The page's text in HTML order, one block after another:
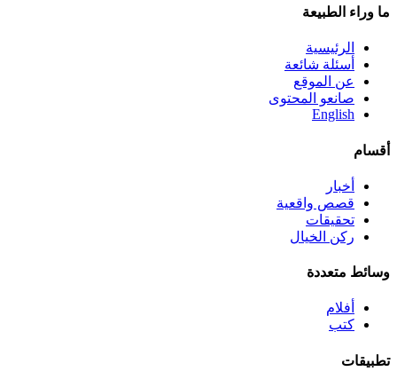
ما وراء الطبيعة
الرئيسية
أسئلة شائعة
عن الموقع
صانعو المحتوى
English
أقسام
أخبار
قصص واقعية
تحقيقات
ركن الخيال
وسائط متعددة
أفلام
كتب
تطبيقات